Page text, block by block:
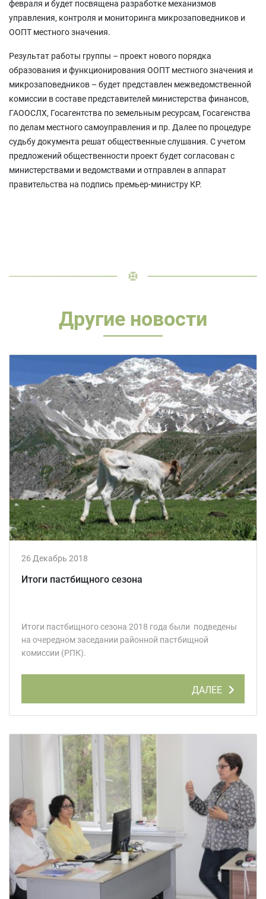
февраля и будет посвящена разработке механизмов
управления, контроля и мониторинга микрозаповедников и
ООПТ местного значения.
Результат работы группы – проект нового порядка
образования и функционирования ООПТ местного значения и
микрозаповедников – будет представлен межведомственной
комиссии в составе представителей министерства финансов,
ГАООСЛХ, Госагентства по земельным ресурсам, Госагенства
по делам местного самоуправления и пр. Далее по процедуре
судьбу документа решат общественные слушания. С учетом
предложений общественности проект будет согласован с
министерствами и ведомствами и отправлен в аппарат
правительства на подпись премьер-министру КР.
Другие новости
26 Декабрь 2018
Итоги пастбищного сезона
Итоги пастбищного сезона 2018 года были подведены
на очередном заседании районной пастбищной
комиссии (РПК).
ДАЛЕЕ